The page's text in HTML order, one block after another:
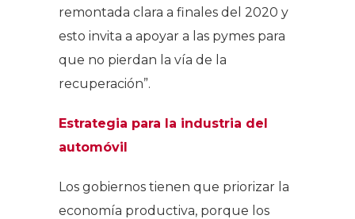
remontada clara a finales del 2020 y
esto invita a apoyar a las pymes para
que no pierdan la vía de la
recuperación”.
Estrategia para la industria del
automóvil
Los gobiernos tienen que priorizar la
economía productiva, porque los